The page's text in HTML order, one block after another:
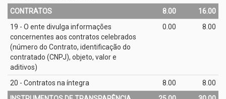
CONTRATOS 8.00
16.00
19 - O ente divulga informações
concernentes aos contratos celebrados
(número do Contrato, identificação do
contratado (CNPJ), objeto, valor e
aditivos)
0.00 8.00
20 - Contratos na íntegra 8.00
8.00